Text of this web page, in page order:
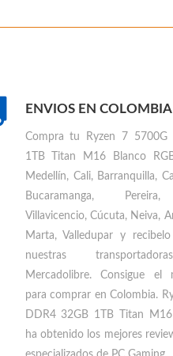
ENVIOS EN COLOMBIA
Compra tu
Ryzen 7 5700G
1TB Titan M16 Blanco
Medellín, Cali, Barranquilla,
Bucaramanga,
Villavicencio, Cúcuta, Neiva,
Marta, Valledupar y
nuestras
Mercadolibre. Consigue el
paracomprar en Colombia.
DDR4 32GB 1TB Titan
ha obtenido los mejores